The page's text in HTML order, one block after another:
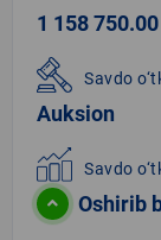
1 158
Savdo
Auksion
Savdo
Oshirib